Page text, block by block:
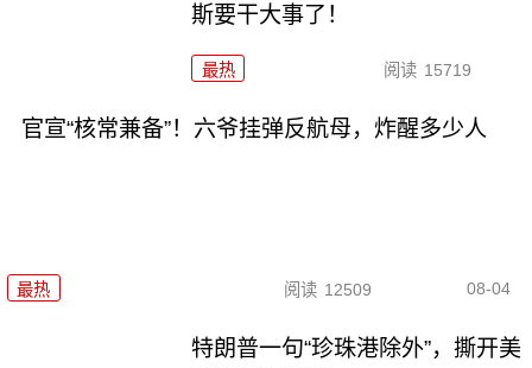
斯要干大事了！
最热 阅读 15719
官宣“核常兼备”！六爷挂弹反航母，炸醒多少人
最热 阅读 12509 08-04
特朗普一句“珍珠港除外”，撕开美